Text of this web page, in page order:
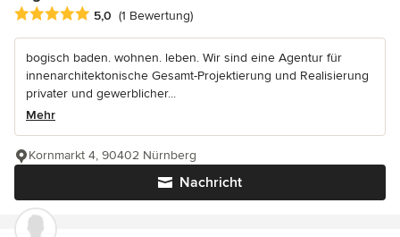
Durchschnittliche Bewertung: 5 von 5 Sternen
5,0 (1 Bewertung)
bogisch baden. wohnen. leben. Wir sind eine Agentur für
innenarchitektonische Gesamt-Projektierung und Realisierung
privater und gewerblicher...
Mehr
Nachricht
Kornmarkt 4, 90402 Nürnberg